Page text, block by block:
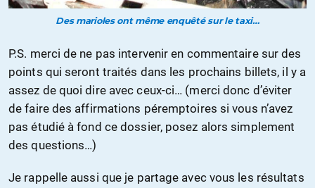
Des marioles ont même enquêté sur le taxi…
P.S. merci de ne pas intervenir en commentaire sur des
points qui seront traités dans les prochains billets, il y a
assez de quoi dire avec ceux-ci… (merci donc d’éviter
de faire des affirmations péremptoires si vous n’avez
pas étudié à fond ce dossier, posez alors simplement
des questions…)
Je rappelle aussi que je partage avec vous les résultats